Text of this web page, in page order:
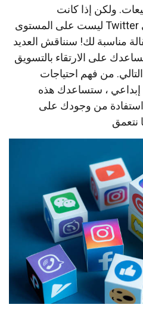
ولكن إذا كانت
إستراتيجيتك التسويقية على Twitter ليست على المستوى
مناسبة لك! سنناقش العديد
على الارتقاء بالتسويق
من فهم احتياجات
، ستساعدك هذه
من وجودك على
نتعمق